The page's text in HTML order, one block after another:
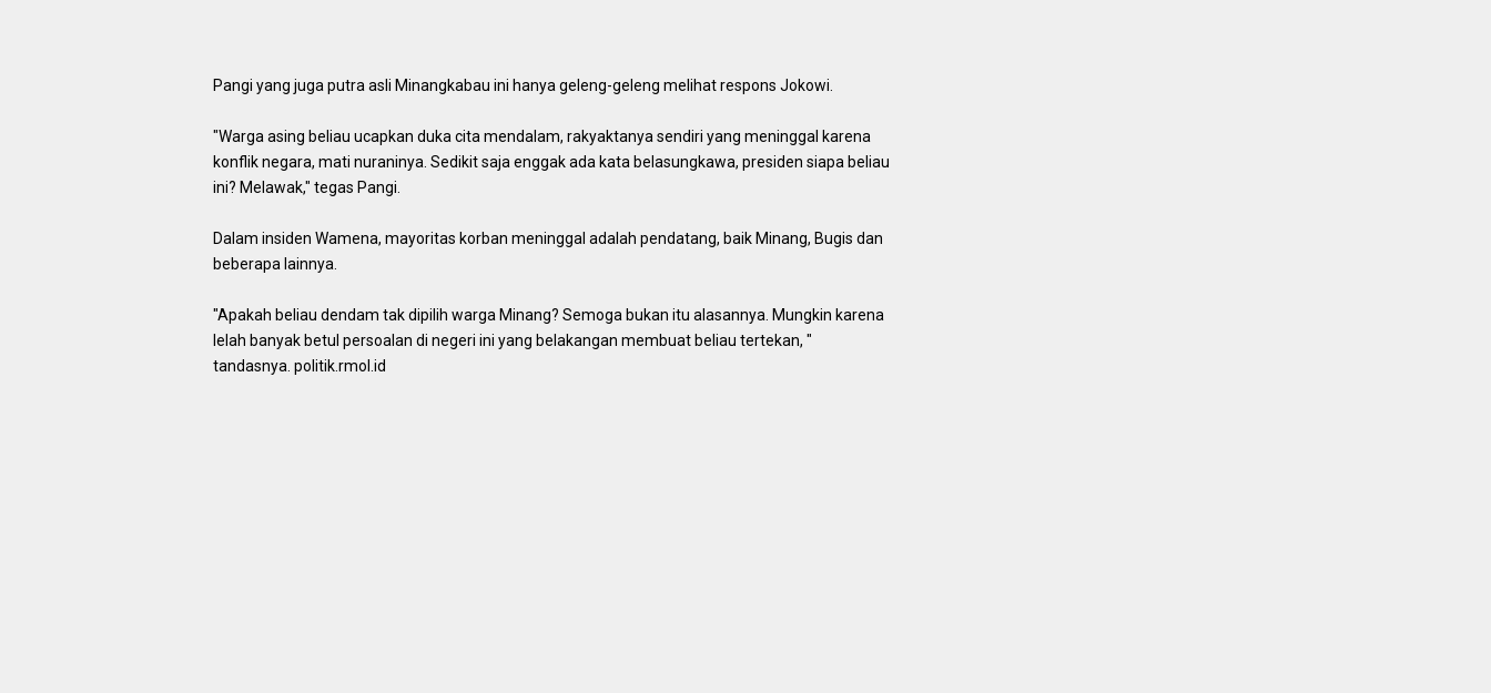
Pangi yang juga putra asli Minangkabau ini hanya geleng-geleng melihat respons Jokowi.
"Warga asing beliau ucapkan duka cita mendalam, rakyaktanya sendiri yang meninggal karena
konflik negara, mati nuraninya. Sedikit saja enggak ada kata belasungkawa, presiden siapa beliau
ini? Melawak," tegas Pangi.
Dalam insiden Wamena, mayoritas korban meninggal adalah pendatang, baik Minang, Bugis dan
beberapa lainnya.
"Apakah beliau dendam tak dipilih warga Minang? Semoga bukan itu alasannya. Mungkin karena
lelah banyak betul persoalan di negeri ini yang belakangan membuat beliau tertekan, "
tandasnya. politik.rmol.id